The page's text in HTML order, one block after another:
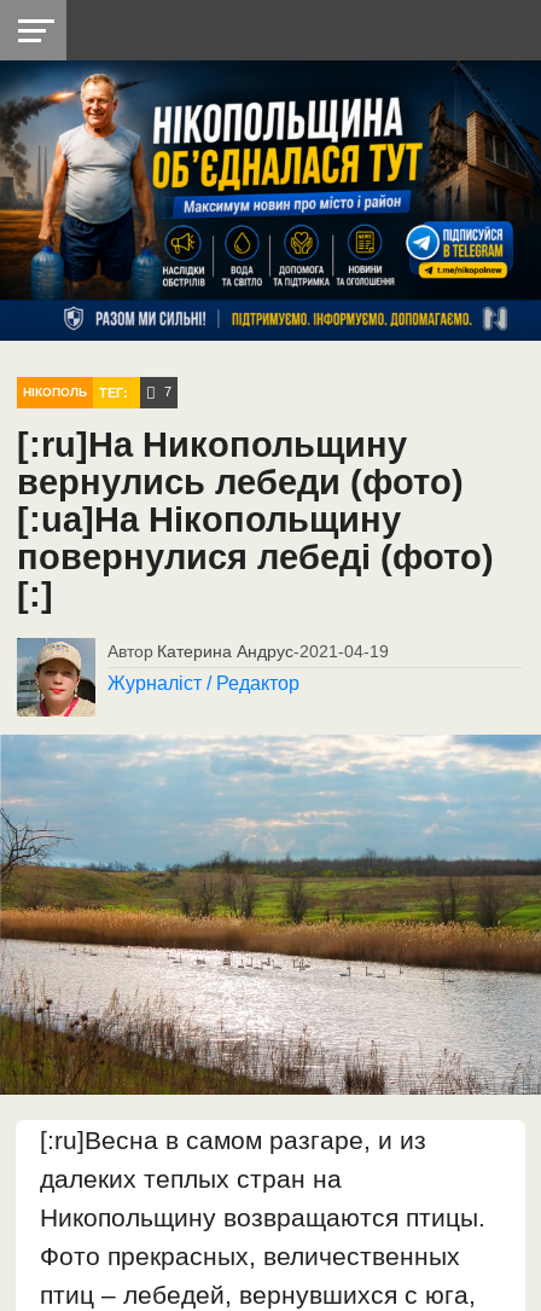
НІКОПОЛЬ
РАЙОН
СІЧЕСЛАВСЬКА
УКРАЇНА
РЕТРО
НІКОПОЛЬ
ЛАЙТ
УКРАЇНА
ДОПОМОГА
РАДІО
НІКОПОЛЬ ТЕГ: 7
[:ru]На Никопольщину
вернулись лебеди (фото)
[:ua]На Нікопольщину
повернулися лебеді (фото)
[:]
Автор Катерина Андрус-2021-04-19
Журналіст / Редактор
[:ru]Весна в самом разгаре, и из
далеких теплых стран на
Никопольщину возвращаются птицы.
Фото прекрасных, величественных
птиц – лебедей, вернувшихся с юга,